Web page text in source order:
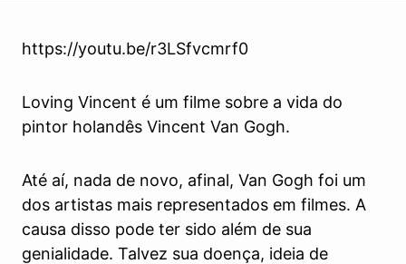
https://youtu.be/r3LSfvcmrf0
Loving Vincent é um filme sobre a vida do
pintor holandês Vincent Van Gogh.
Até aí, nada de novo, afinal, Van Gogh foi um
dos artistas mais representados em filmes. A
causa disso pode ter sido além de sua
genialidade. Talvez sua doença, ideia de